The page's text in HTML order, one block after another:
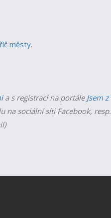
městy.
a s registrací na portále Jsem z
na sociální síti Facebook, resp.